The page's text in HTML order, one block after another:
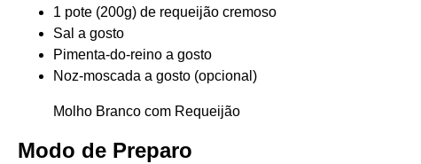
1 pote (200g) de requeijão cremoso
Sal a gosto
Pimenta-do-reino a gosto
Noz-moscada a gosto (opcional)
Molho Branco com Requeijão
Modo de Preparo